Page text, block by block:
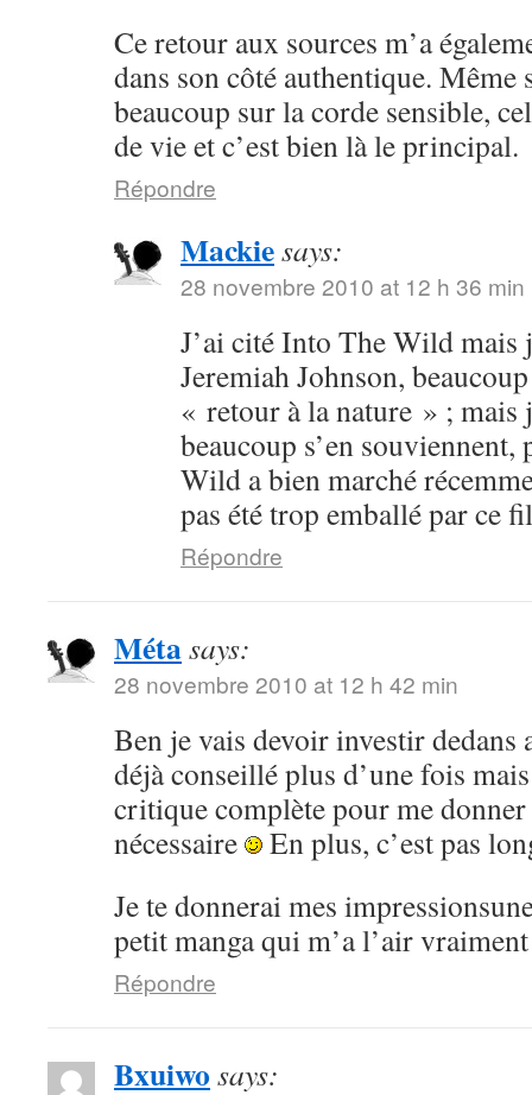
Ce retour aux sources m’a
dans son côté authentique.
beaucoup sur la corde sensible,
de vie et c’est bien là le principal.
Répondre
Mackiesays:
28 novembre 2010 at 12 h 36 min
J’ai cité Into The Wild mais
Jeremiah Johnson,
« retour à la nature » ; mais
beaucoup s’en
Wild a bien marché
pas été trop emballé par ce
Répondre
Métasays:
28 novembre 2010 at 12 h 42 min
Ben je vais devoir investir dedans
déjà conseillé plus d’une fois
critique complète pour me
nécessaire
En plus, c’est pas
Je te donnerai mes
petit manga qui m’a l’air
Répondre
Bxuiwo says: